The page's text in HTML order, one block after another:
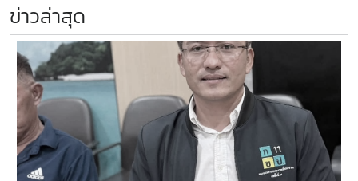
ข่าวล่าสุด